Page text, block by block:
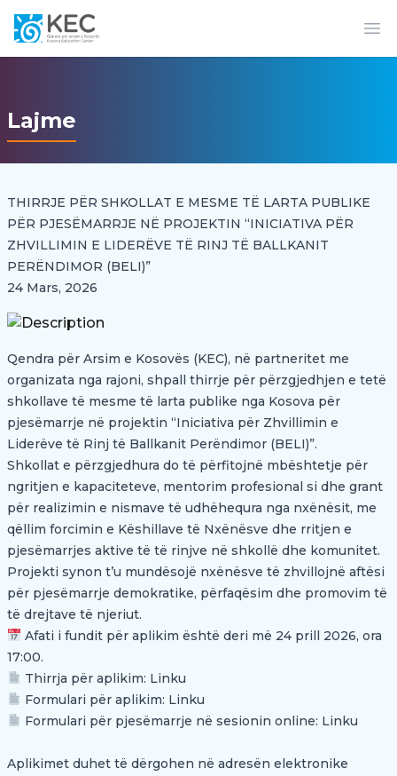
Lajme
THIRRJE PËR SHKOLLAT E MESME TË LARTA PUBLIKE
PËR PJESËMARRJE NË PROJEKTIN “INICIATIVA PËR
ZHVILLIMIN E LIDERËVE TË RINJ TË BALLKANIT
PERËNDIMOR (BELI)”
24 Mars, 2026
Qendra për Arsim e Kosovës (KEC), në partneritet me
organizata nga rajoni, shpall thirrje për përzgjedhjen e tetë
shkollave të mesme të larta publike nga Kosova për
pjesëmarrje në projektin “Iniciativa për Zhvillimin e
Liderëve të Rinj të Ballkanit Perëndimor (BELI)”.
Shkollat e përzgjedhura do të përfitojnë mbështetje për
ngritjen e kapaciteteve, mentorim profesional si dhe grant
për realizimin e nismave të udhëhequra nga nxënësit, me
qëllim forcimin e Këshillave të Nxënësve dhe rritjen e
pjesëmarrjes aktive të të rinjve në shkollë dhe komunitet.
Projekti synon t’u mundësojë nxënësve të zhvillojnë aftësi
për pjesëmarrje demokratike, përfaqësim dhe promovim të
të drejtave të njeriut.
Afati i fundit për aplikim është deri më 24 prill 2026, ora
17:00.
Thirrja për aplikim: Linku
Formulari për aplikim: Linku
Formulari për pjesëmarrje në sesionin online: Linku
Aplikimet duhet të dërgohen në adresën elektronike